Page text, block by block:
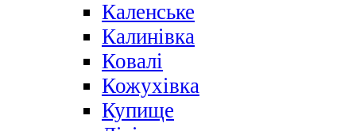
Каленське
Калинівка
Ковалі
Кожухівка
Купище